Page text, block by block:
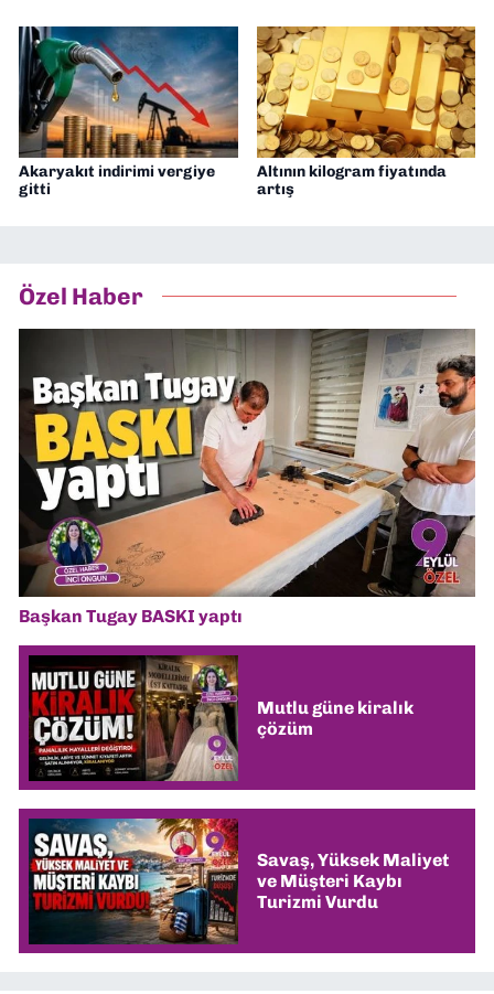
Akaryakıt indirimi vergiye
gitti
Altının kilogram fiyatında
artış
Özel Haber
Başkan Tugay BASKI yaptı
Mutlu güne kiralık
çözüm
Savaş, Yüksek Maliyet
ve Müşteri Kaybı
Turizmi Vurdu